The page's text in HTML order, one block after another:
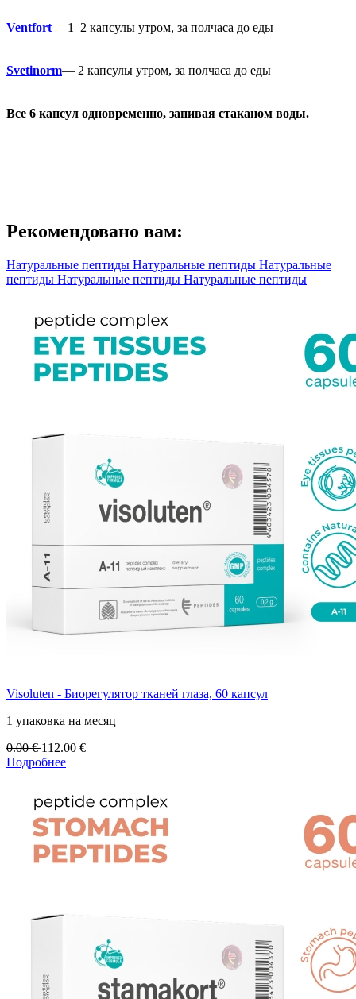
Ventfort— 1–2 капсулы утром, за полчаса до еды
Svetinorm— 2 капсулы утром, за полчаса до еды
Все 6 капсул одновременно, запивая стаканом воды.
Рекомендовано вам:
Натуральные пептиды Натуральные пептиды Натуральные
пептиды Натуральные пептиды Натуральные пептиды
Visoluten - Биорегулятор тканей глаза, 60 капсул
1 упаковка на месяц
0.00€112.00 €
Подробнее